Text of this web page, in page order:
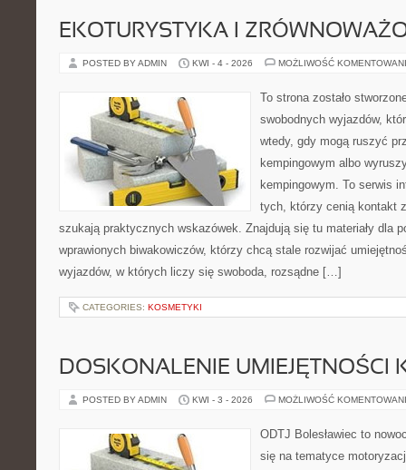
EKOTURYSTYKA I
POSTED BY ADMIN KWI - 4 - 2026 MOŻLIWOŚĆ
To strona zostało
swobodnych wyjazdów,
wtedy, gdy mogą ruszyć
kempingowym albo
kempingowym. To serwis
tych, którzy cenią kontakt
szukają praktycznych wskazówek. Znajdują się tu materiały dla
wprawionych biwakowiczów, którzy chcą stale rozwijać
wyjazdów, w których liczy się swoboda, rozsądne […]
CATEGORIES: KOSMETYKI
DOSKONALENIE UMIEJĘTNOŚCI
POSTED BY ADMIN KWI - 3 - 2026 MOŻLIWOŚĆ
ODTJ Bolesławiec to
się na tematyce